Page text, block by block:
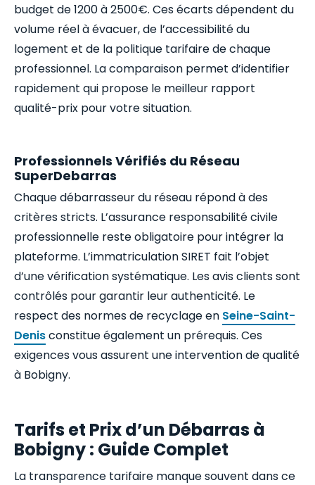
budget de 1200 à 2500€. Ces écarts dépendent du
volume réel à évacuer, de l’accessibilité du
logement et de la politique tarifaire de chaque
professionnel. La comparaison permet d’identifier
rapidement qui propose le meilleur rapport
qualité-prix pour votre situation.
Professionnels Vérifiés du Réseau
SuperDebarras
Chaque débarrasseur du réseau répond à des
critères stricts. L’assurance responsabilité civile
professionnelle reste obligatoire pour intégrer la
plateforme. L’immatriculation SIRET fait l’objet
d’une vérification systématique. Les avis clients sont
contrôlés pour garantir leur authenticité. Le
respect des normes de recyclage en Seine-Saint-
Denisconstitue également un prérequis. Ces
exigences vous assurent une intervention de qualité
à Bobigny.
Tarifs et Prix d’un Débarras à
Bobigny : Guide Complet
La transparence tarifaire manque souvent dans ce